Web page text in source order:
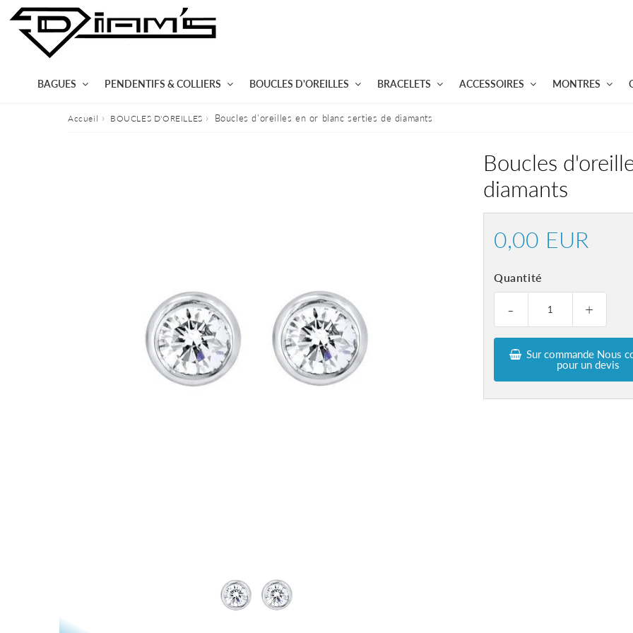
BAGUES PENDENTIFS & COLLIERS BOUCLES D'OREILLES BRACELETS ACCESSOIRES MONTRES
Accueil › BOUCLES D'OREILLES › Boucles d'oreilles en or blanc serties de diamants
Boucles
diamants
0,00 EUR
Quantité
+
-
Sur commande Nous
pour un devis